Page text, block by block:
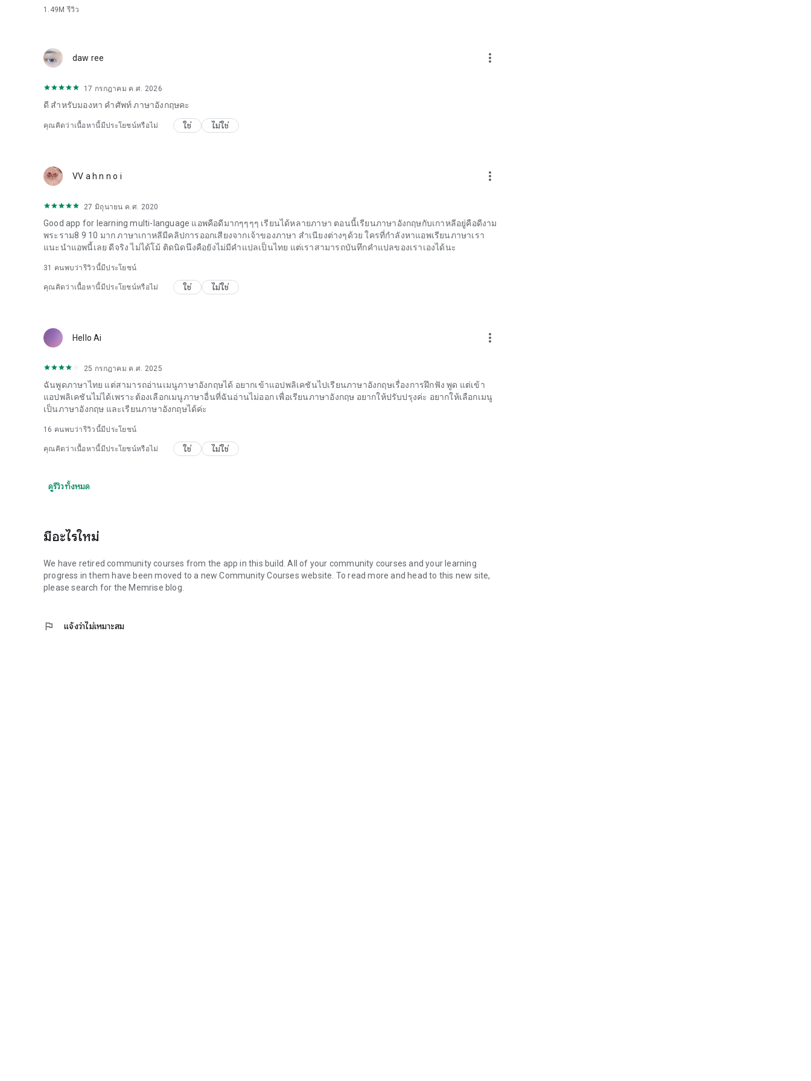
เปรียบเทียบกับแผนฟรีของเรา — บทเรียนคำศัพท์จำกัด · วิดีโอและการสนทนาจำกัด · ไม่มีโฆษณา
ตามภาษาและคู่ภาษาของอุปกรณ์ของคุณ เมื่อซื้อแล้ว การสมัครสมาชิกจะต่ออายุโดยอัตโนมัติเว้นแต่จะยกเลิกก่อนสิ้นสุด
ระยะเวลาการชำระเงินปัจจุบัน คุณสามารถจัดการการสมัครสมาชิกได้ในบัญชี Google Play Store ของคุณ ในการเปิดใช้งาน
ค่าของคุณ
1.49M รีวิว
daw ree more_vert
17 กรกฎาคม ค.ศ. 2026
ดี สำหรับมองหา คำศัพท์ ภาษาอังกฤษคะ
คุณคิดว่าเนื้อหานี้มีประโยชน์หรือไม่ ใช่ ไม่ใช่
VV a h n n o i more_vert
27 มิถุนายน ค.ศ. 2020
Good app for learning multi-language แอพคือดีมากๆๆๆๆ เรียนได้หลายภาษา ตอนนี้เรียนภาษาอังกฤษกับเกาหลีอยู่คือดีงาม
พระราม8 9 10 มาก ภาษาเกาหลีมีคลิปการออกเสียงจากเจ้าของภาษา สำเนียงต่างๆด้วย ใครที่กำลังหาแอพเรียนภาษาเรา
แนะนำแอพนี้เลย ดีจริง ไม่ได้โม้ ติดนิดนึงคือยังไม่มีคำแปลเป็นไทย แต่เราสามารถบันทึกคำแปลของเราเองได้นะ
31 คนพบว่ารีวิวนี้มีประโยชน์
คุณคิดว่าเนื้อหานี้มีประโยชน์หรือไม่ ใช่ ไม่ใช่
Hello Ai more_vert
25 กรกฎาคม ค.ศ. 2025
ฉันพูดภาษาไทย แต่สามารถอ่านเมนูภาษาอังกฤษได้ อยากเข้าแอปพลิเคชันไปเรียนภาษาอังกฤษเรื่องการฝึกฟัง พูด แต่เข้า
แอปพลิเคชันไม่ได้เพราะต้องเลือกเมนูภาษาอื่นที่ฉันอ่านไม่ออก เพื่อเรียนภาษาอังกฤษ อยากให้ปรับปรุงค่ะ อยากให้เลือกเมนู
เป็นภาษาอังกฤษ และเรียนภาษาอังกฤษได้ค่ะ
16 คนพบว่ารีวิวนี้มีประโยชน์
คุณคิดว่าเนื้อหานี้มีประโยชน์หรือไม่ ใช่ ไม่ใช่
ดูรีวิวทั้งหมด
มีอะไรใหม่
We have retired community courses from the app in this build. All of your community courses and your learning
progress in them have been moved to a new Community Courses website. To read more and head to this new site,
please search for the Memrise blog.
flag แจ้งว่าไม่เหมาะสม